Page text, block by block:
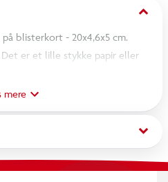
keyboard_arrow_down
blisterkort - 20x4,6x5 cm.
er et lille stykke papir eller
200 skud på blisterkort.
til en specifik type af denne
henviser til den lille cylinder af
Hvert stykke indeholder
affyre ca. 6-9 mm langt og
mere
keyboard_arrow_down